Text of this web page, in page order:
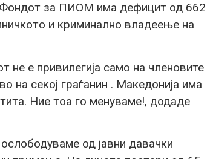
Фондот за ПИОМ има дефицит од 662
и криминално владеење на
е привилегија само на членовите
секој граѓанин . Македонија има
Ние тоа го менуваме!, додаде
од јавни давачки